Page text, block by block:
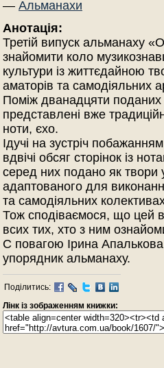
— Альманахи
Анотація:
Третій випуск альманаху
знайомити коло
культури із життєдайною
аматорів та самодіяльних
Поміж дванадцяти поданих
представлені вже
ноти, єхо.
Ідучі на зустріч
вдвічі обсяг сторінок із
серед них подано як твори
адаптованого для
та самодіяльних
Тож сподіваємося, що цей
всих тих, хто з ним
С повагою Ірина
упорядник альманаху.
Поділитись:
Лінк із зображенням книжки: